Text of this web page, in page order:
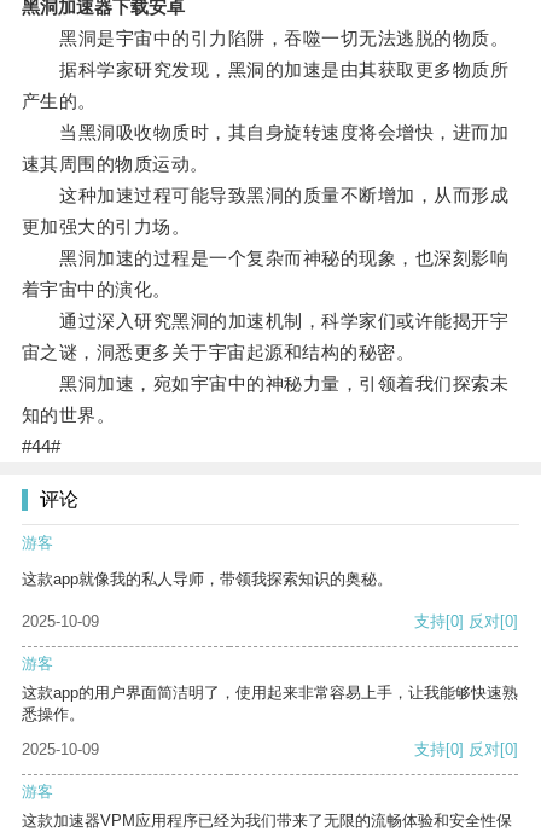
黑洞加速器下载安卓
黑洞是宇宙中的引力陷阱，吞噬一切无法逃脱的物质。
据科学家研究发现，黑洞的加速是由其获取更多物质所
产生的。
当黑洞吸收物质时，其自身旋转速度将会增快，进而加
速其周围的物质运动。
这种加速过程可能导致黑洞的质量不断增加，从而形成
更加强大的引力场。
黑洞加速的过程是一个复杂而神秘的现象，也深刻影响
着宇宙中的演化。
通过深入研究黑洞的加速机制，科学家们或许能揭开宇
宙之谜，洞悉更多关于宇宙起源和结构的秘密。
黑洞加速，宛如宇宙中的神秘力量，引领着我们探索未
知的世界。
#44#
评论
游客
这款app就像我的私人导师，带领我探索知识的奥秘。
2025-10-09 支持[0] 反对[0]
游客
这款app的用户界面简洁明了，使用起来非常容易上手，让我能够快速熟
悉操作。
2025-10-09
支持[0] 反对[0]
游客
这款加速器VPM应用程序已经为我们带来了无限的流畅体验和安全性保